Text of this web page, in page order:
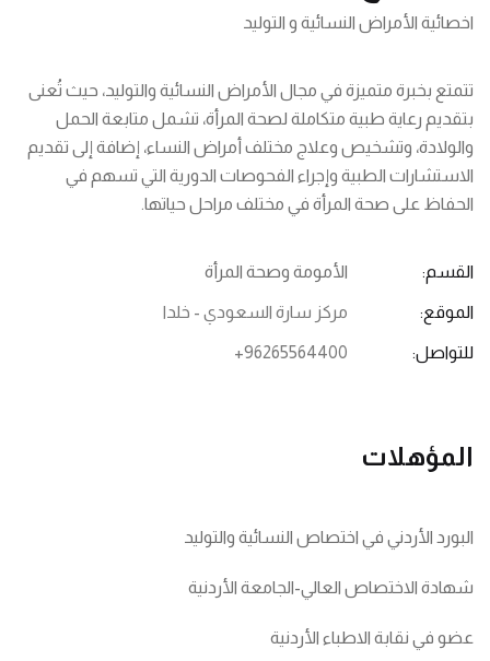
اخصائية الأمراض النسائية و التوليد
تتمتع بخبرة متميزة في مجال الأمراض النسائية والتوليد، حيث تُعنى
بتقديم رعاية طبية متكاملة لصحة المرأة، تشمل متابعة الحمل
والولادة، وتشخيص وعلاج مختلف أمراض النساء، إضافة إلى تقديم
الاستشارات الطبية وإجراء الفحوصات الدورية التي تسهم في
الحفاظ على صحة المرأة في مختلف مراحل حياتها.
القسم: الأمومة وصحة المرأة
الموقع: مركز سارة السعودي - خلدا
للتواصل: +96265564400
المؤهلات
البورد الأردني في اختصاص النسائية والتوليد
شهادة الاختصاص العالي-الجامعة الأردنية
عضو في نقابة الاطباء الأردنية